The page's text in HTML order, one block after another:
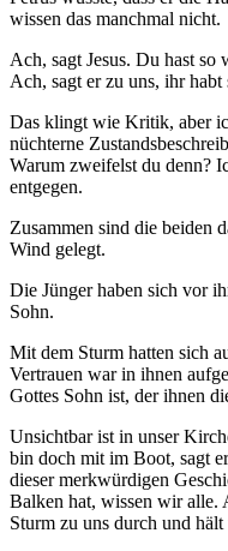
wissen das manchmal nicht.
Ach, sagt Jesus. Du hast so
Ach, sagt er zu uns, ihr
Das klingt wie Kritik, aber
nüchterne
Warum zweifelst du denn?
entgegen.
Zusammen sind die beiden
Wind gelegt.
Die Jünger haben sich vor
Sohn.
Mit dem Sturm hatten sich
Vertrauen war in ihnen
Gottes Sohn ist, der ihnen
Unsichtbar ist in unser
bin doch mit im Boot, sagt
dieser merkwürdigen
Balken hat, wissen wir alle.
Sturm zu uns durch und